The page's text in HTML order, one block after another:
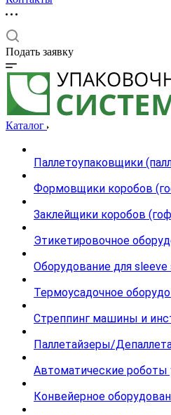
Подать заявку
Каталог
Паллетоупаковщики
Формовщики коробов
Заклейщики коробов
Этикетировочное
Оборудование для
Термоусадочное
Стреппинг машины и
Паллетайзеры/
Автоматические роботы
Конвейерное